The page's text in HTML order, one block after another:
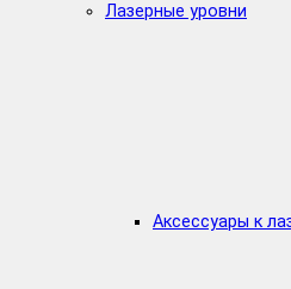
Лазерные уровни
Аксессуары к